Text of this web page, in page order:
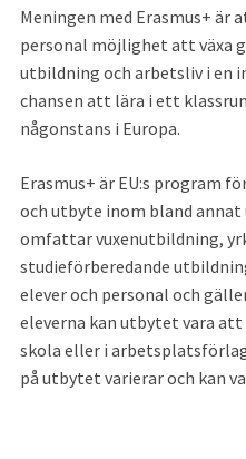
Meningen med Erasmus+ är
personal möjlighet att växa
utbildning och arbetsliv i en
chansen att lära i ett
någonstans i Europa.
Erasmus+ är EU:s program
och utbyte inom bland
omfattar vuxenutbildning,
studieförberedande
elever och personal och
eleverna kan utbytet vara
skola eller i
på utbytet varierar och kan